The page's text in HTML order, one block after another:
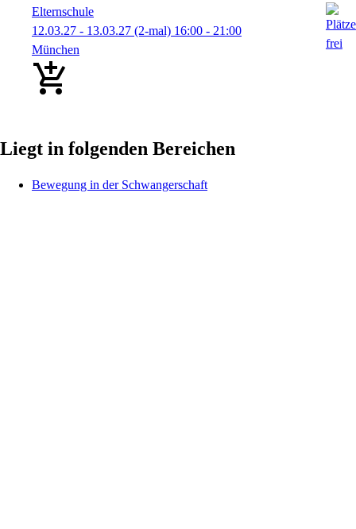
Elternschule
12.03.27 - 13.03.27 (2-mal) 16:00 - 21:00
München
Liegt in folgenden Bereichen
Bewegung in der Schwangerschaft